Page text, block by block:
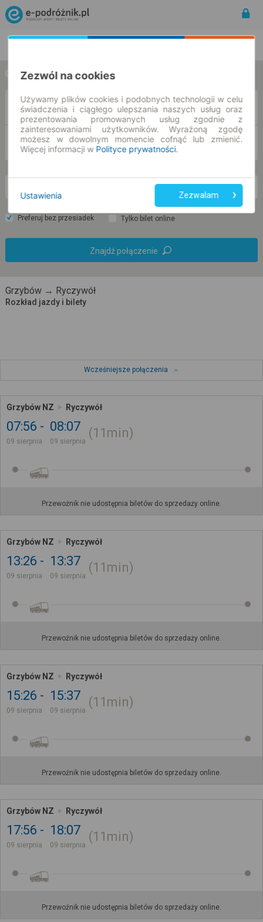
w jedną stronę w obie strony
DO
Preferuj bez przesiadek Tylko bilet online
Znajdź połączenie
Grzybów → Ryczywół
Rozkład jazdy i bilety
Wcześniejsze połączenia
Grzybów NZ Ryczywół
07:56
09 sierpnia
08:07
09 sierpnia
11min
Przewoźnik nie udostępnia biletów do sprzedaży online.
Grzybów NZ Ryczywół
13:26
09 sierpnia
13:37
09 sierpnia
11min
Przewoźnik nie udostępnia biletów do sprzedaży online.
Grzybów NZ Ryczywół
15:26
09 sierpnia
15:37
09 sierpnia
11min
Przewoźnik nie udostępnia biletów do sprzedaży online.
Grzybów NZ Ryczywół
17:56
09 sierpnia
18:07
09 sierpnia
11min
Przewoźnik nie udostępnia biletów do sprzedaży online.
Zezwól na cookies
Używamy plików cookies i podobnych technologii w celu
świadczenia i ciągłego ulepszania naszych usług oraz
prezentowania promowanych usług zgodnie z
zainteresowaniami użytkowników. Wyrażoną zgodę
możesz w dowolnym momencie cofnąć lub zmienić.
Więcej informacji w Polityce prywatności.
Ustawienia Zezwalam